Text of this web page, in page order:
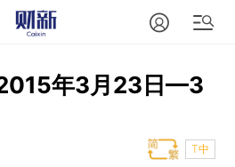
2015年3月23日—3
T中